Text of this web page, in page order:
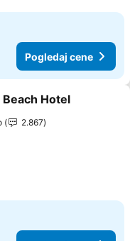
Pogledaj cene
u favorite
Hotel
2.867